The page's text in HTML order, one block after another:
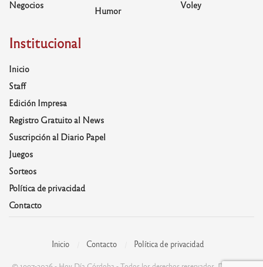
Negocios
Humor
Voley
Institucional
Inicio
Staff
Edición Impresa
Registro Gratuito al News
Suscripción al Diario Papel
Juegos
Sorteos
Política de privacidad
Contacto
Inicio Contacto Política de privacidad